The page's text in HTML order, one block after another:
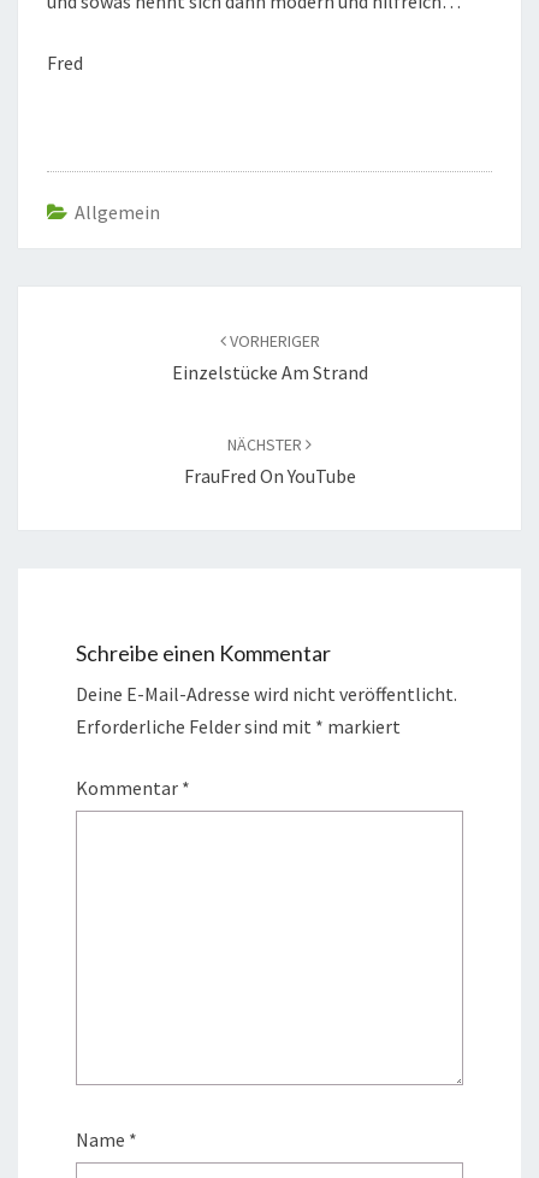
Fred
Allgemein
VORHERIGER
Einzelstücke Am Strand
NÄCHSTER
FrauFred On YouTube
Schreibe einen Kommentar
Deine E-Mail-Adresse wird nicht veröffentlicht.
Erforderliche Felder sind mit * markiert
Kommentar *
Name *